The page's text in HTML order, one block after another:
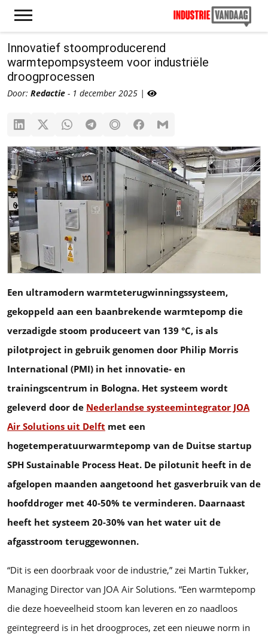
Innovatief stoomproducerend
warmtepompsysteem voor industriële
droogprocessen
Door: Redactie - 1 december 2025 |
Een ultramodern warmteterugwinningssysteem,
gekoppeld aan een baanbrekende warmtepomp die
verzadigde stoom produceert van 139 °C, is als
pilotproject in gebruik genomen door Philip Morris
International (PMI) in het innovatie- en
trainingscentrum in Bologna. Het systeem wordt
geleverd door de Nederlandse systeemintegrator JOA
Air Solutions uit Delft met een
hogetemperatuurwarmtepomp van de Duitse startup
SPH Sustainable Process Heat. De pilotunit heeft in de
afgelopen maanden aangetoond het gasverbruik van de
hoofddroger met 40-50% te verminderen. Daarnaast
heeft het systeem 20-30% van het water uit de
afgasstroom teruggewonnen.
“Dit is een doorbraak voor de industrie,” zei Martin Tukker,
Managing Director van JOA Air Solutions. “Een warmtepomp
die deze hoeveelheid stoom kan leveren en zo naadloos
geïntegreerd is in het droogproces, zet een nieuwe norm in